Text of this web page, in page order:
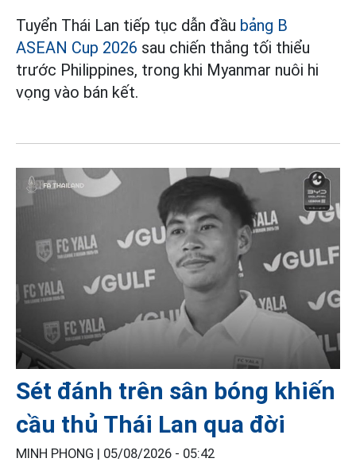
Tuyển Thái Lan tiếp tục dẫn đầu bảng B
ASEAN Cup 2026 sau chiến thắng tối thiểu
trước Philippines, trong khi Myanmar nuôi hi
vọng vào bán kết.
Sét đánh trên sân bóng khiến
cầu thủ Thái Lan qua đời
MINH PHONG | 05/08/2026 - 05:42